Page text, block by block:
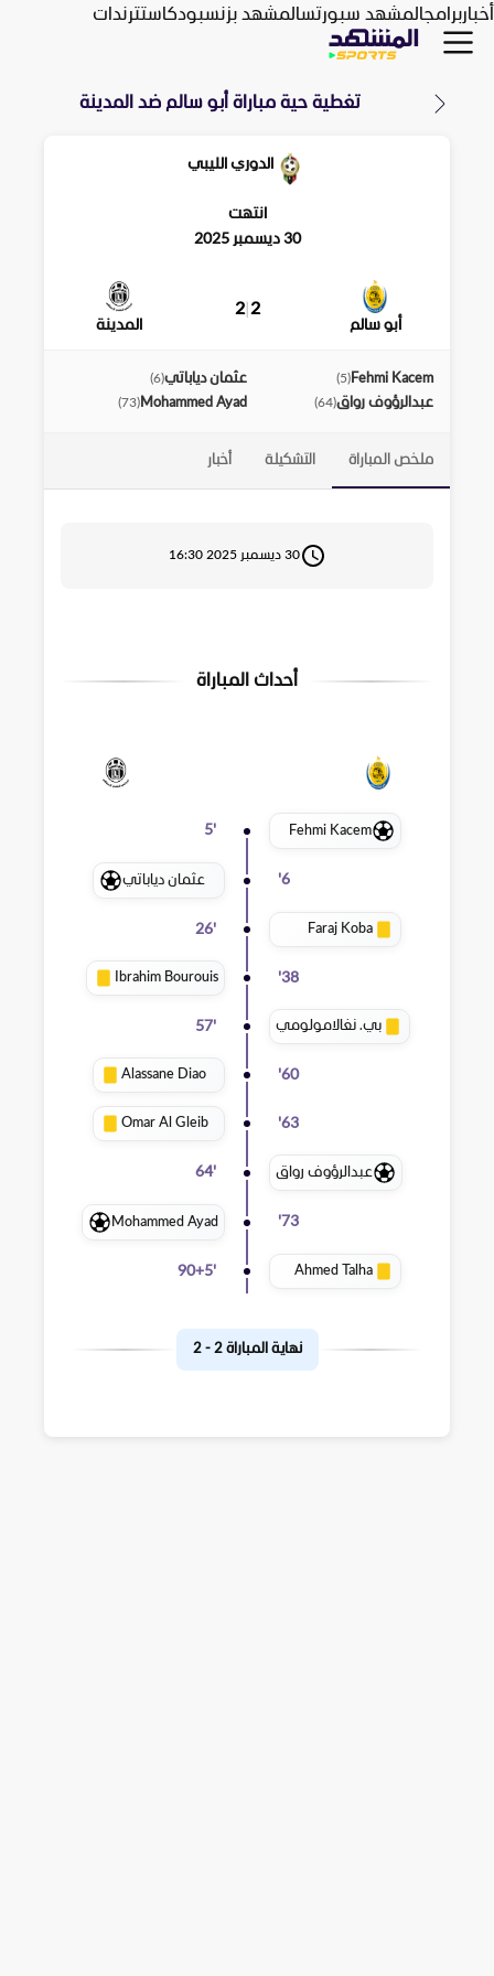
أخباربرامجالمشهد سبورتسالمشهد بزنسبودكاستترندات
تغطية حية مباراة أبو سالم ضد المدينة
الدوري الليبي
انتهت
30 ديسمبر 2025
أبو سالم
2
|
2
المدينة
Fehmi Kacem
(
5
)
عبدالرؤوف رواق(
64
)
عثمان دياباتي(
6
)
Mohammed Ayad
(
73
)
ملخص المباراة التشكيلة أخبار
30 ديسمبر 2025 16:30
أحداث المباراة
Fehmi Kacem
5'
6
' عثمان دياباتي
Faraj Koba
26'
38
'
Ibrahim Bourouis
بي. نغالامولومي 57'
60
'
Alassane Diao
63
'
Omar Al Gleib
عبدالرؤوف رواق 64'
73
'
Mohammed Ayad
Ahmed Talha
90+5'
نهاية المباراة2
-
2